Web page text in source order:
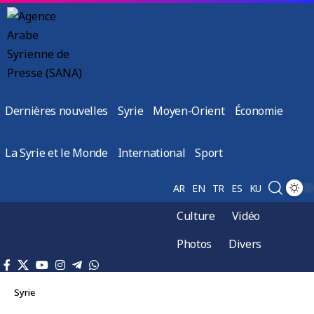
Dernières nouvelles Syrie Moyen-Orient Économie
La Syrie et le Monde International Sport
AR EN TR ES KU
Culture
Vidéo
Photos
Divers
Syrie